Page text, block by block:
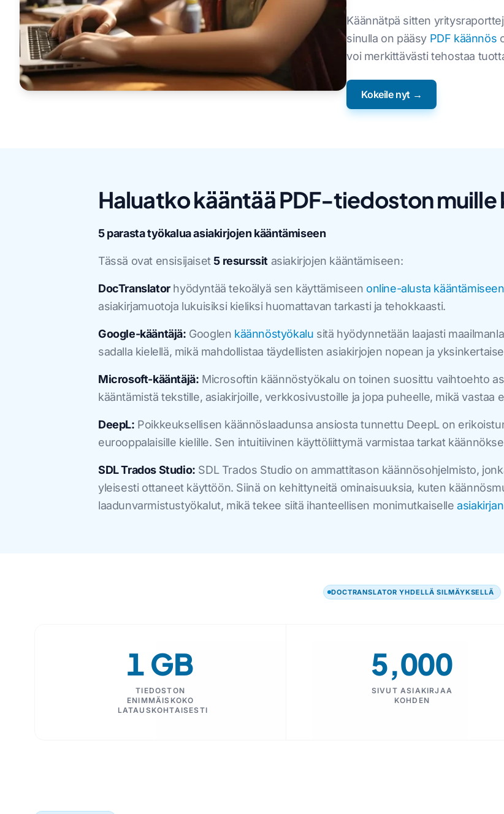
Käännätpä sitten
sinulla on pääsy PDF käännös
voi merkittävästi tehostaa
Kokeile nyt →
Haluatko kääntää PDF-tiedoston muille
5 parasta työkalua asiakirjojen kääntämiseen
Tässä ovat ensisijaiset 5 resurssit asiakirjojen kääntämiseen:
DocTranslatorhyödyntää tekoälyä sen käyttämiseen online-alusta kääntämiseen
asiakirjamuotoja lukuisiksi kieliksi huomattavan tarkasti ja tehokkaasti.
Google-kääntäjä: Googlen käännöstyökalu sitä hyödynnetään laajasti
sadalla kielellä, mikä mahdollistaa täydellisten asiakirjojen nopean ja
Microsoft-kääntäjä: Microsoftin käännöstyökalu on toinen suosittu vaihtoehto
kääntämistä tekstille, asiakirjoille, verkkosivustoille ja jopa puheelle, mikä vastaa
DeepL: Poikkeuksellisen käännöslaadunsa ansiosta tunnettu DeepL on
eurooppalaisille kielille. Sen intuitiivinen käyttöliittymä varmistaa tarkat
SDL Trados Studio: SDL Trados Studio on ammattitason käännösohjelmisto,
yleisesti ottaneet käyttöön. Siinä on kehittyneitä ominaisuuksia, kuten
laadunvarmistustyökalut, mikä tekee siitä ihanteellisen monimutkaiselle
DOCTRANSLATOR YHDELLÄ SILMÄYKSELLÄ
1 GB
TIEDOSTON
ENIMMÄISKOKO
LATAUSKOHTAISESTI
5,000
SIVUT ASIAKIRJAA
KOHDEN